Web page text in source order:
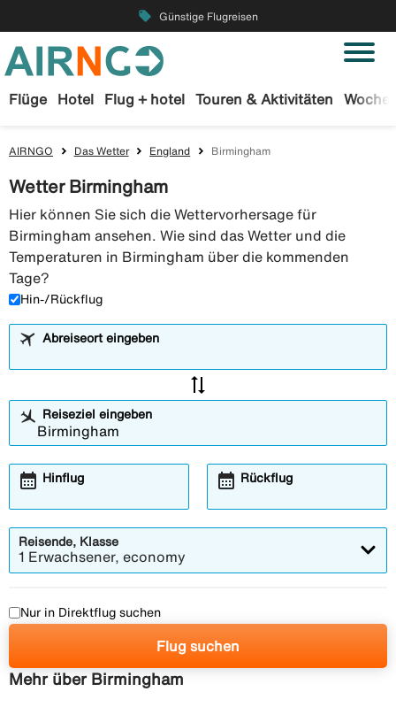
local_offer Günstige Flugreisen
Flüge Hotel Flug + hotel Touren & Aktivitäten
AIRNGO Das Wetter England Birmingham
Wetter Birmingham
Hier können Sie sich die Wettervorhersage für
Birmingham ansehen. Wie sind das Wetter und die
Temperaturen in Birmingham über die kommenden
Tage?
Hin-/Rückflug
Abreiseort eingeben
sync_alt
Reiseziel eingeben
Hinflug
calendar_month Rückflug
calendar_month
Reisende, Klasse
1 Erwachsener, economy
Nur in Direktflug suchen
Flug suchen
Mehr über Birmingham